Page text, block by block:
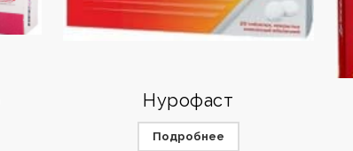
Нурофаст
Подробнее